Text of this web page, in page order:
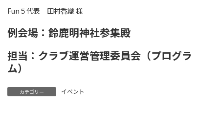
Fun５代表 田村香織 様
例会場：鈴鹿明神社参集殿
担当：クラブ運営管理委員会（プログラ
ム）
カテゴリー イベント